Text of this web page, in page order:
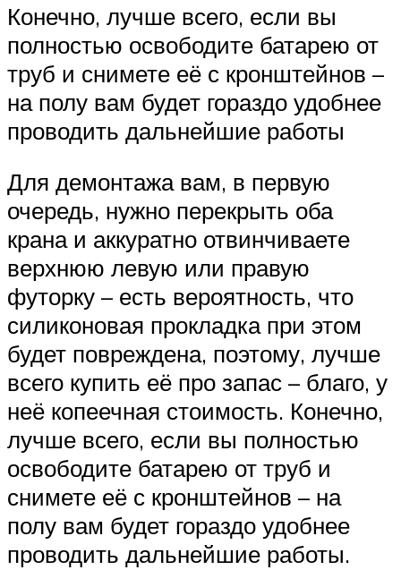
Конечно, лучше всего, если вы
полностью освободите батарею от
труб и снимете её с кронштейнов –
на полу вам будет гораздо удобнее
проводить дальнейшие работы
Для демонтажа вам, в первую
очередь, нужно перекрыть оба
крана и аккуратно отвинчиваете
верхнюю левую или правую
футорку – есть вероятность, что
силиконовая прокладка при этом
будет повреждена, поэтому, лучше
всего купить её про запас – благо, у
неё копеечная стоимость. Конечно,
лучше всего, если вы полностью
освободите батарею от труб и
снимете её с кронштейнов – на
полу вам будет гораздо удобнее
проводить дальнейшие работы.